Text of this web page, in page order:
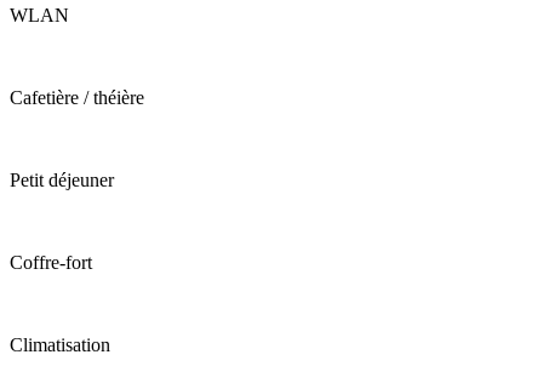
WLAN
Cafetière / théière
Petit déjeuner
Coffre-fort
Climatisation